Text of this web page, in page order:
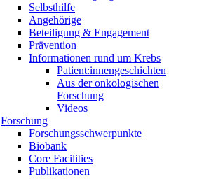
Selbsthilfe
Angehörige
Beteiligung & Engagement
Prävention
Informationen rund um Krebs
Patient:innengeschichten
Aus der onkologischen
Forschung
Videos
Forschung
Forschungsschwerpunkte
Biobank
Core Facilities
Publikationen